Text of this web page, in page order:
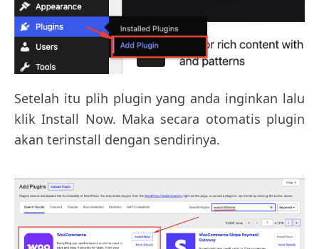
Setelah itu plih plugin yang anda inginkan lalu
klik Install Now. Maka secara otomatis plugin
akan terinstall dengan sendirinya.